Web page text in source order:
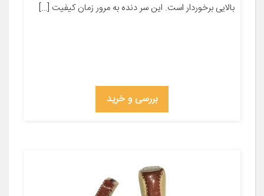
بالایی برخوردار است. این سر دنده به مرور زمان کیفیت […]
بررسی و خرید